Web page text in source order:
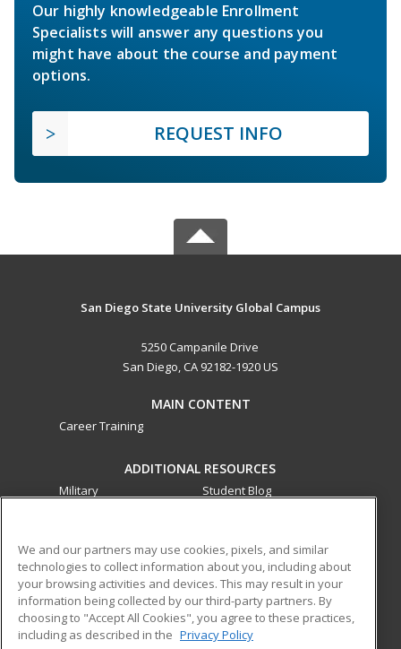
Our highly knowledgeable Enrollment
Specialists will answer any questions you
might have about the course and payment
options.
REQUEST INFO
San Diego State University Global Campus
5250 Campanile Drive
San Diego, CA 92182-1920 US
MAIN CONTENT
Career Training
ADDITIONAL RESOURCES
Military
Student Blog
ed2go partners with this academic institution to provide
best-in-class non-credit online continuing education courses
that empower today’s workforce with relevant and
transferable skills needed for career growth in high-demand
We and our partners may use cookies, pixels, and similar
technologies to collect information about you, including about
your browsing activities and devices. This may result in your
information being collected by our third-party partners. By
choosing to "Accept All Cookies", you agree to these practices,
including as described in the Privacy Policy